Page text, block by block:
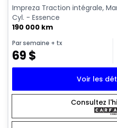
Impreza Traction intégrale,
Cyl. - Essence
190 000 km
Par semaine + tx
69$
Voir les
Consultez